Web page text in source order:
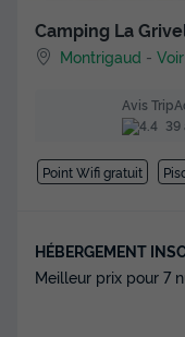
Camping La
Montrigaud -
Avis
39
Point Wifi gratuit
HÉBERGEMENT
Meilleur prix pour 7